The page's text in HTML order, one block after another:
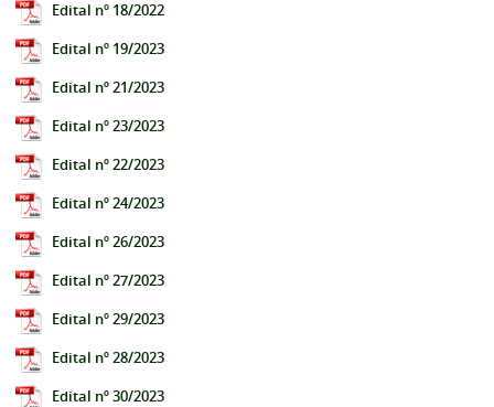
Edital nº 18/2022
Edital nº 19/2023
Edital nº 21/2023
Edital nº 23/2023
Edital nº 22/2023
Edital nº 24/2023
Edital nº 26/2023
Edital nº 27/2023
Edital nº 29/2023
Edital nº 28/2023
Edital nº 30/2023